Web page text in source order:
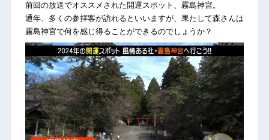
前回の放送でオススメされた開運スポット、霧島神宮。
通年、多くの参拝客が訪れるといいますが、果たして森さんは
霧島神宮で何を感じ得ることができるのでしょうか？